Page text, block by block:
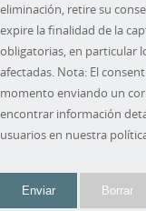
eliminación, retire su
expire la finalidad de la
obligatorias, en particular
afectadas. Nota: El
momento enviando un
encontrar información
usuarios en nuestra
Enviar Borrar